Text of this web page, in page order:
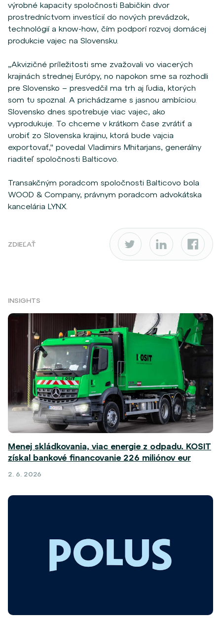
ZDIEĽAŤ
výrobné kapacity spoločnosti Babičkin dvor
prostredníctvom investícií do nových prevádzok,
technológií a know-how, čím podporí rozvoj domácej
produkcie vajec na Slovensku.
„Akvizičné príležitosti sme zvažovali vo viacerých
krajinách strednej Európy, no napokon sme sa rozhodli
pre Slovensko – presvedčil ma trh aj ľudia, ktorých
som tu spoznal . A prichádzame s jasnou ambíciou
Slovensko dnes spotrebuje viac vajec, ako
vyprodukuje . To chceme v krátkom čase zvrátiť a
urobiť zo Slovenska krajinu, ktorá bude vajcia
exportovať," povedal Vladimirs Mhitarjans, generálny
riaditeľ spoločnosti Balticovo
Transakčným poradcom spoločnosti Balticovo bola
WOOD & Company, právnym poradcom advokátska
kancelária LYNX.
INSIGHTS
Menej skládkovania, viac energie z odpadu. KOSIT
získal bankové financovanie 226 miliónov eur
2. 6. 2026